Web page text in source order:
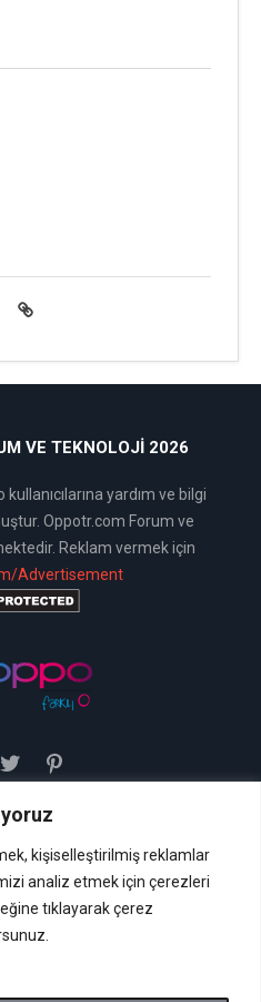
kişiselleştirilmiş reklamlar
analiz etmek için çerezleri
tıklayarak çerez
VE TEKNOLOJI 2026
yardım ve bilgi
Oppotr.com Forum ve
Reklam vermek için
Advertisement
benimsemiştir. Sitemiz,
yasaya göre, Site yönetimi
etme yükümlülüğü yoktur. Bu
uyar / kaldır prensibini
kullanmaktadır. (
)